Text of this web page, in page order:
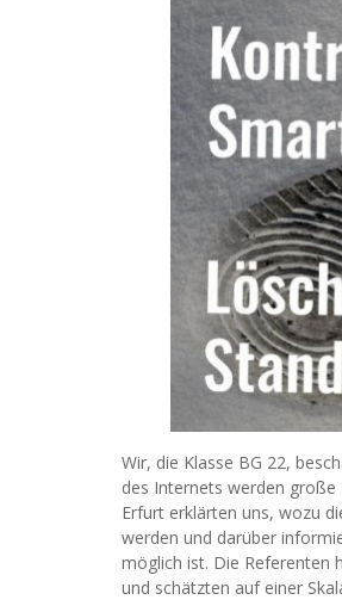
Wir, die Klasse BG 22,
des Internets werden
Erfurt erklärten uns, wozu
werden und darüber
möglich ist. Die Referenten
und schätzten auf einer